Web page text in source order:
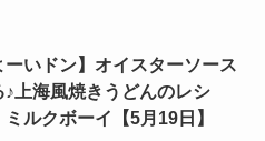
ーいドン】オイスターソース
♪上海風焼きうどんのレシ
ミルクボーイ【5月19日】